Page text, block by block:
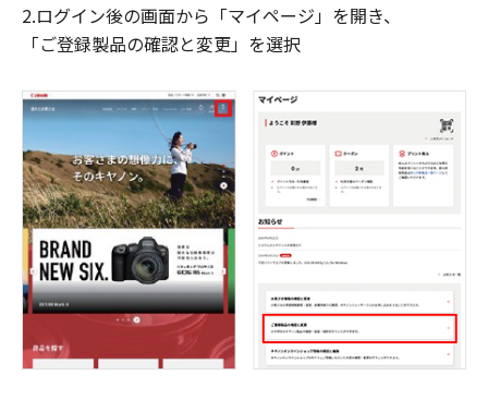
2.ログイン後の画面から「マイページ」を開き、
「ご登録製品の確認と変更」を選択